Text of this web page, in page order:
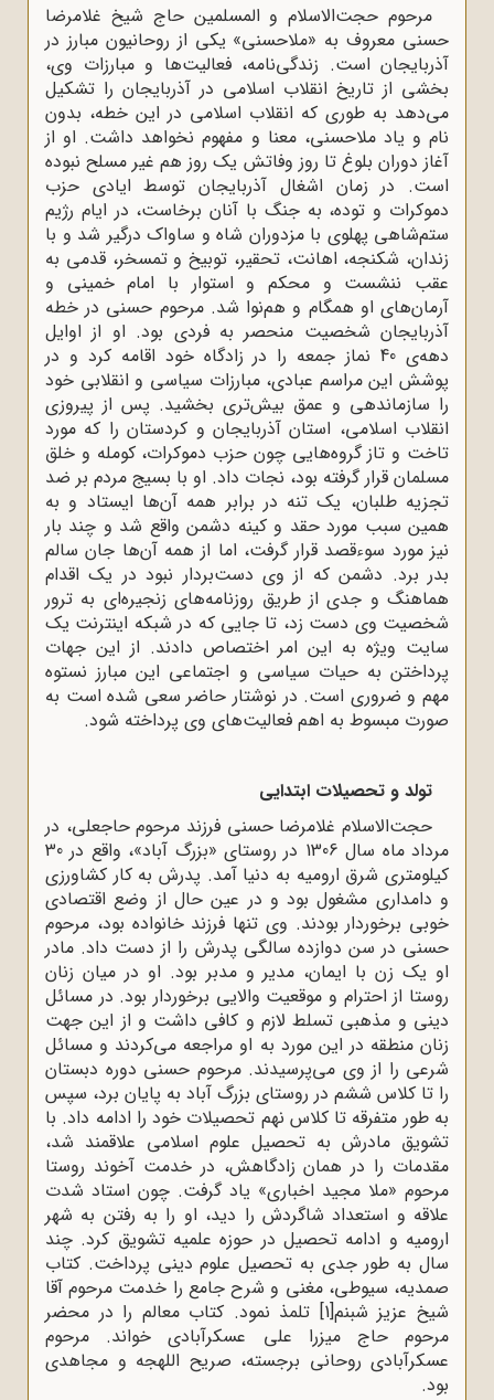
مرحوم حجت‌الاسلام و المسلمین حاج شیخ غلامرضا
حسنى معروف به «ملاحسنى» یکى از روحانیون مبارز در
آذربایجان است. زندگى‌نامه، فعالیت‌ها و مبارزات وى،
بخشى از تاریخ انقلاب اسلامى در آذربایجان را تشکیل
مى‌دهد به طورى که انقلاب اسلامى در این خطه، بدون
نام و یاد ملاحسنى، معنا و مفهوم نخواهد داشت. او از
آغاز دوران بلوغ تا روز وفاتش یک روز هم غیر مسلح نبوده
است. در زمان اشغال آذربایجان توسط ایادى حزب
دموکرات و توده، به جنگ با آنان برخاست، در ایام رژیم
ستم‌شاهى پهلوى با مزدوران شاه و ساواک درگیر شد و با
زندان، شکنجه، اهانت، تحقیر، توبیخ و تمسخر، قدمى به
عقب ننشست و محکم و استوار با امام خمینى و
آرمان‌هاى او همگام و هم‌نوا شد. مرحوم حسنی در خطه‌
آذربایجان شخصیت منحصر به فردى بود. او از اوایل
دهه‌ى 40 نماز جمعه را در زادگاه خود اقامه کرد و در
پوشش این مراسم عبادى، مبارزات سیاسى و انقلابى خود
را سازماندهى و عمق بیش‌ترى بخشید. پس از پیروزى
انقلاب اسلامی، استان آذربایجان و کردستان را که مورد
تاخت و تاز گروه‌هایى چون حزب دموکرات، کومله و خلق
مسلمان قرار گرفته بود، نجات داد. او با بسیج مردم بر ضد
تجزیه طلبان، یک تنه در برابر همه‌ آن‌ها ایستاد و به
همین سبب مورد حقد و کینه‌ دشمن واقع شد و چند بار
نیز مورد سوءقصد قرار گرفت، اما از همه‌ آن‌ها جان سالم
بدر برد. دشمن که از وى دست‌بردار نبود در یک اقدام
هماهنگ و جدى از طریق روزنامه‌هاى زنجیره‌اى به ترور
شخصیت وی دست زد، تا جایى که در شبکه‌ اینترنت یک
سایت ویژه به این امر اختصاص دادند. از این جهات
پرداختن به حیات سیاسی و اجتماعی این مبارز نستوه
مهم و ضروری است. در نوشتار حاضر سعی شده است به
صورت مبسوط به اهم فعالیت‌های وی پرداخته شود.
تولد و تحصیلات ابتدایى
حجت‌الاسلام غلامرضا حسنى فرزند مرحوم حاجعلى، در
مرداد ماه سال 1306 در روستاى «بزرگ آباد»، واقع در 30
کیلومترى شرق ارومیه به دنیا آمد. پدرش به کار کشاورزى
و دامدارى مشغول بود و در عین حال از وضع اقتصادى
خوبى برخوردار بودند. وی تنها فرزند خانواده بود، مرحوم
حسنی در سن دوازده سالگی پدرش را از دست داد. مادر
او یک زن با ایمان، مدیر و مدبر بود. او در میان زنان
روستا از احترام و موقعیت والایى برخوردار بود. در مسائل
دینى و مذهبى تسلط لازم و کافى داشت و از این جهت
زنان منطقه در این مورد به او مراجعه مى‌کردند و مسائل
شرعى را از وى مى‌پرسیدند. مرحوم حسنی دوره‌ دبستان
را تا کلاس ششم در روستای بزرگ آباد به پایان برد، سپس
به طور متفرقه تا کلاس نهم تحصیلات خود را ادامه داد. با
تشویق مادرش به تحصیل علوم اسلامى علاقمند شد،
مقدمات را در همان زادگاهش، در خدمت آخوند روستا
مرحوم «ملا مجید اخبارى» یاد گرفت. چون استاد شدت
علاقه و استعداد شاگردش را دید، او را به رفتن به شهر
ارومیه و ادامه تحصیل در حوزه‌ علمیه‌ تشویق کرد. چند
سال به طور جدى به تحصیل علوم دینى پرداخت. کتاب
صمدیه، سیوطى، مغنى و شرح جامع را خدمت مرحوم آقا
شیخ عزیز شبنم[1]
تلمذ نمود. کتاب معالم را در محضر
مرحوم حاج میزرا على عسکرآبادى خواند. مرحوم
عسکرآبادى روحانى برجسته، صریح اللهجه و مجاهدى
بود.